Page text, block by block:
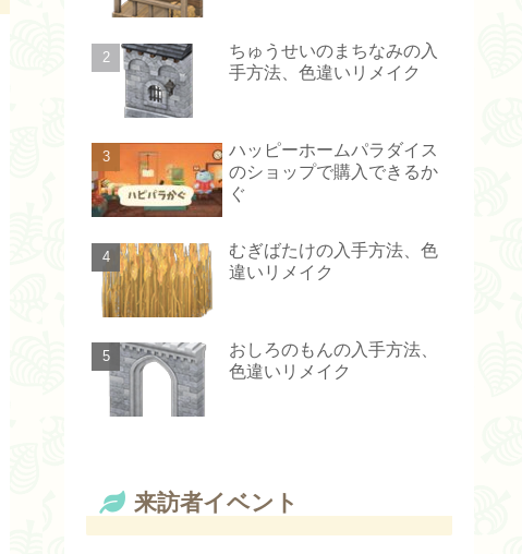
ちゅうせいのまちなみの入
手方法、色違いリメイク
ハッピーホームパラダイス
のショップで購入できるか
ぐ
むぎばたけの入手方法、色
違いリメイク
おしろのもんの入手方法、
色違いリメイク
来訪者イベント